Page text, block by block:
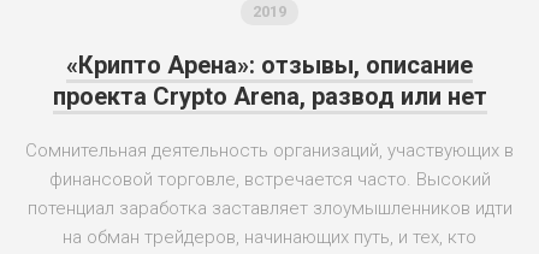
2019
«Крипто Арена»: отзывы, описание
проекта Crypto Arena, развод или нет
Сомнительная деятельность организаций, участвующих в
финансовой торговле, встречается часто. Высокий
потенциал заработка заставляет злоумышленников идти
на обман трейдеров, начинающих путь, и тех, кто